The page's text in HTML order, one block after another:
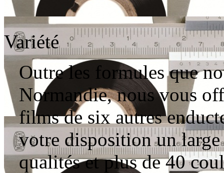
Variété
Outre les formules que
Normandie, nous vous
films de six autres
votre disposition un
qualités et plus de 40